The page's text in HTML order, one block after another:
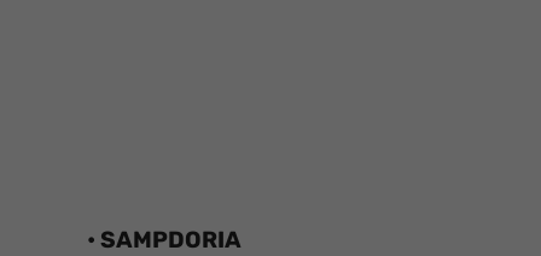
• SAMPDORIA